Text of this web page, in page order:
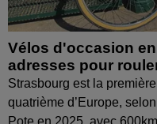
Vélos d'occasion
adresses pour
Strasbourg est la
quatrième d’Europe,